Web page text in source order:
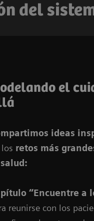
del
el
ideas
retos más
“Encuentre a
reunirse con los